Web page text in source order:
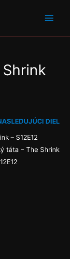
DIEL
– S12E12
táta – The Shrink